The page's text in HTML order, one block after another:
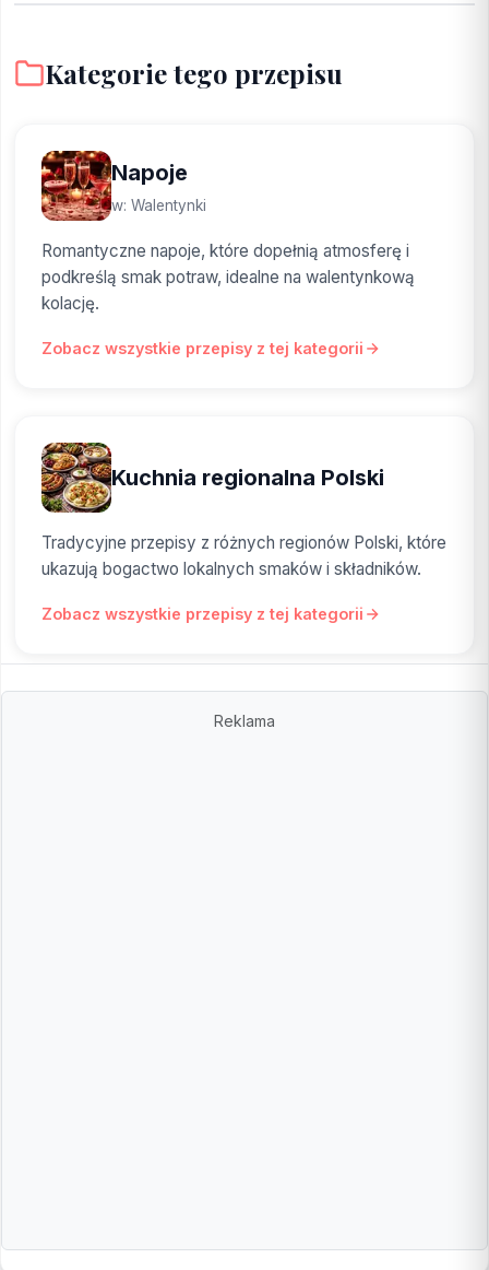
Kategorie tego przepisu
Napoje
w: Walentynki
Romantyczne napoje, które dopełnią atmosferę i
podkreślą smak potraw, idealne na walentynkową
kolację.
Zobacz wszystkie przepisy z tej kategorii
Kuchnia regionalna Polski
Tradycyjne przepisy z różnych regionów Polski, które
ukazują bogactwo lokalnych smaków i składników.
Zobacz wszystkie przepisy z tej kategorii
Reklama